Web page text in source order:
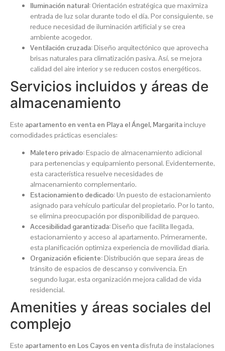
Iluminación natural: Orientación estratégica que maximiza
entrada de luz solar durante todo el día. Por consiguiente, se
reduce necesidad de iluminación artificial y se crea
ambiente acogedor.
Ventilación cruzada:Diseño arquitectónico que aprovecha
brisas naturales para climatización pasiva. Así, se mejora
calidad del aire interior y se reducen costos energéticos.
Servicios incluidos y áreas de
almacenamiento
Este apartamento en venta en Playa el Ángel, Margaritaincluye
comodidades prácticas esenciales:
Maletero privado:Espacio de almacenamiento adicional
para pertenencias y equipamiento personal. Evidentemente,
esta característica resuelve necesidades de
almacenamiento complementario.
Estacionamiento dedicado:Un puesto de estacionamiento
asignado para vehículo particular del propietario. Por lo tanto,
se elimina preocupación por disponibilidad de parqueo.
Accesibilidad garantizada:Diseño que facilita llegada,
estacionamiento y acceso al apartamento. Primeramente,
esta planificación optimiza experiencia de movilidad diaria.
Organización eficiente:Distribución que separa áreas de
tránsito de espacios de descanso y convivencia. En
segundo lugar, esta organización mejora calidad de vida
residencial.
Amenities y áreas sociales del
complejo
Este apartamento en Los Cayos en venta disfruta de instalaciones